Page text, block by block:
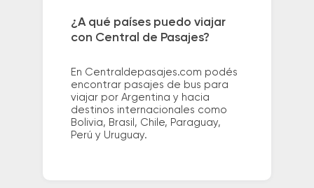
¿A qué países puedo viajar
con Central de Pasajes?
En Centraldepasajes.com podés
encontrar pasajes de bus para
viajar por Argentina y hacia
destinos internacionales como
Bolivia, Brasil, Chile, Paraguay,
Perú y Uruguay.